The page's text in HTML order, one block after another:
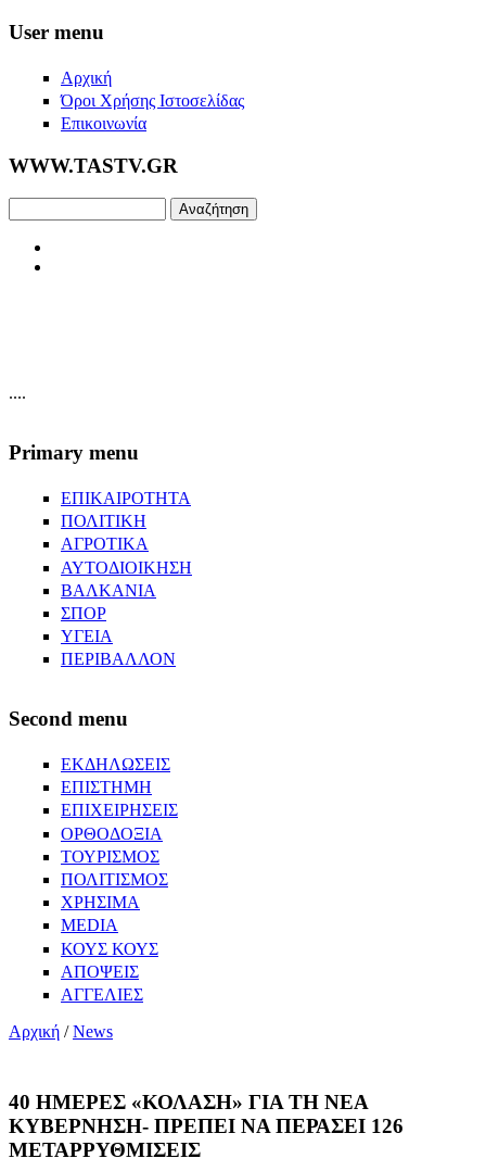
Skip to main content
User menu
Αρχική
Όροι Χρήσης Ιστοσελίδας
Επικοινωνία
WWW.TASTV.GR
....
Primary menu
ΕΠΙΚΑΙΡΟΤΗΤΑ
ΠΟΛΙΤΙΚΗ
ΑΓΡΟΤΙΚΑ
ΑΥΤΟΔΙΟΙΚΗΣΗ
ΒΑΛΚΑΝΙΑ
ΣΠΟΡ
ΥΓΕΙΑ
ΠΕΡΙΒΑΛΛΟΝ
Second menu
ΕΚΔΗΛΩΣΕΙΣ
ΕΠΙΣΤΗΜΗ
ΕΠΙΧΕΙΡΗΣΕΙΣ
ΟΡΘΟΔΟΞΙΑ
ΤΟΥΡΙΣΜΟΣ
ΠΟΛΙΤΙΣΜΟΣ
ΧΡΗΣΙΜΑ
MEDIA
ΚΟΥΣ ΚΟΥΣ
ΑΠΟΨΕΙΣ
ΑΓΓΕΛΙΕΣ
Αρχική /News
40 ΗΜΕΡΕΣ «ΚΟΛΑΣΗ» ΓΙΑ ΤΗ ΝΕΑ
ΚΥΒΕΡΝΗΣΗ- ΠΡΕΠΕΙ ΝΑ ΠΕΡΑΣΕΙ 126
ΜΕΤΑΡΡΥΘΜΙΣΕΙΣ